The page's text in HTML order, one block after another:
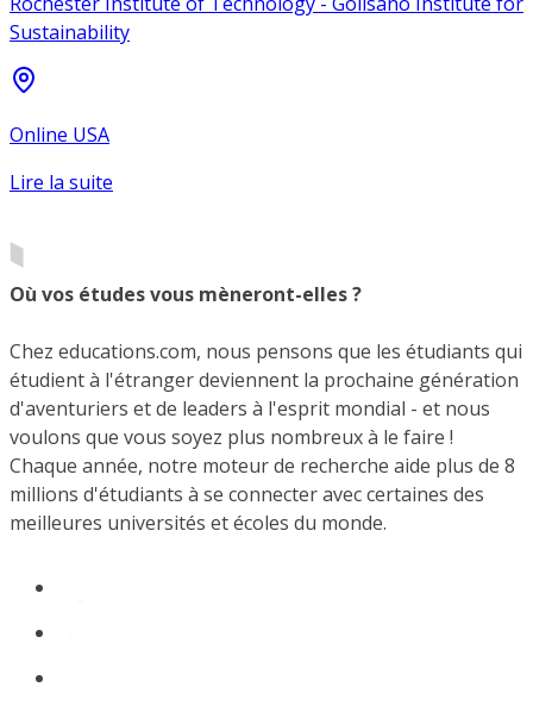
Sustainability
Online USA
Lire la suite
Où vos études vous mèneront-elles ?
Chez educations.com, nous pensons que les étudiants qui
étudient à l'étranger deviennent la prochaine génération
d'aventuriers et de leaders à l'esprit mondial - et nous
voulons que vous soyez plus nombreux à le faire !
Chaque année, notre moteur de recherche aide plus de 8
millions d'étudiants à se connecter avec certaines des
meilleures universités et écoles du monde.